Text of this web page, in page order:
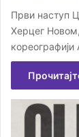
Први наступ
Херцег